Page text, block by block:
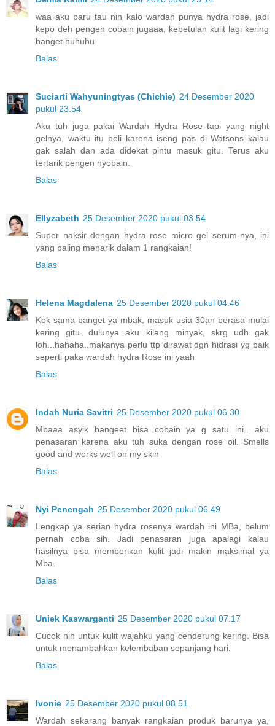
waa aku baru tau nih kalo wardah punya hydra rose, jadi
kepo deh pengen cobain jugaaa, kebetulan kulit lagi kering
banget huhuhu
Balas
Suciarti Wahyuningtyas (Chichie) 24 Desember 2020
pukul 23.54
Aku tuh juga pakai Wardah Hydra Rose tapi yang night
gelnya, waktu itu beli karena iseng pas di Watsons kalau
gak salah dan ada didekat pintu masuk gitu. Terus aku
tertarik pengen nyobain.
Balas
Ellyzabeth 25 Desember 2020 pukul 03.54
Super naksir dengan hydra rose micro gel serum-nya, ini
yang paling menarik dalam 1 rangkaian!
Balas
Helena Magdalena 25 Desember 2020 pukul 04.46
Kok sama banget ya mbak, masuk usia 30an berasa mulai
kering gitu. dulunya aku kilang minyak, skrg udh gak
loh...hahaha..makanya perlu ttp dirawat dgn hidrasi yg baik
seperti paka wardah hydra Rose ini yaah
Balas
Indah Nuria Savitri 25 Desember 2020 pukul 06.30
Mbaaa asyik bangeet bisa cobain ya g satu ini.. aku
penasaran karena aku tuh suka dengan rose oil. Smells
good and works well on my skin
Balas
Nyi Penengah 25 Desember 2020 pukul 06.49
Lengkap ya serian hydra rosenya wardah ini MBa, belum
pernah coba sih. Jadi penasaran juga apalagi kalau
hasilnya bisa memberikan kulit jadi makin maksimal ya
Mba.
Balas
Uniek Kaswarganti 25 Desember 2020 pukul 07.17
Cucok nih untuk kulit wajahku yang cenderung kering. Bisa
untuk menambahkan kelembaban sepanjang hari.
Balas
Ivonie 25 Desember 2020 pukul 08.51
Wardah sekarang banyak rangkaian produk barunya ya,